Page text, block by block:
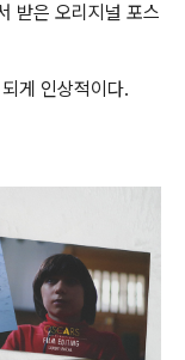
받은 오리지널 포스
게 인상적이다.